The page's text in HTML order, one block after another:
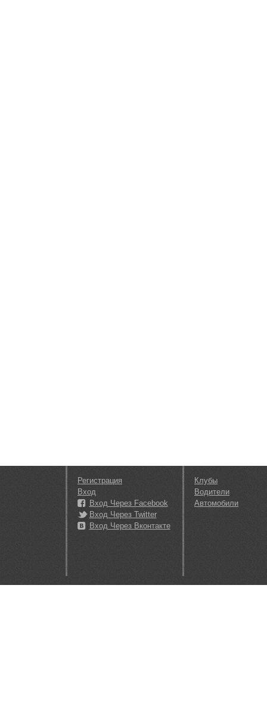
Регистрация
Вход
Вход Через Facebook
Вход Через Twitter
Вход Через Вконтакте
Клубы
Водители
Автомобили